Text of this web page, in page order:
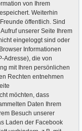
von Ihrem
Weiterhin
öffentlich. Sind
unserer Seite Ihrem
eingeloggt sind oder
Informationen
Adresse), die von
mit Ihren persönlichen
Rechten entnehmen
möchten, dass
Daten Ihrem
Besuch unserer
Laden der Facebook